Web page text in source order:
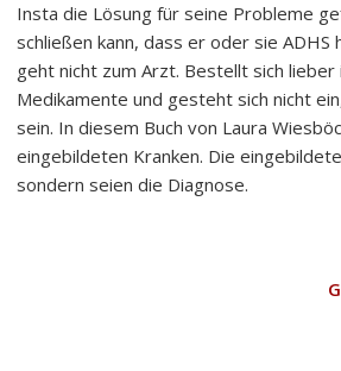
Insta die Lösung für seine Probleme
schließen kann, dass er oder sie
geht nicht zum Arzt. Bestellt sich
Medikamente und gesteht sich nicht
sein. In diesem Buch von Laura
eingebildeten Kranken. Die
sondern seien die Diagnose.